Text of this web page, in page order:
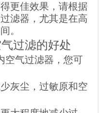
得更佳效果，请根据
滤器，尤其是在高
。
过滤的好处
空气过滤器，您可
少灰尘，过敏原和空